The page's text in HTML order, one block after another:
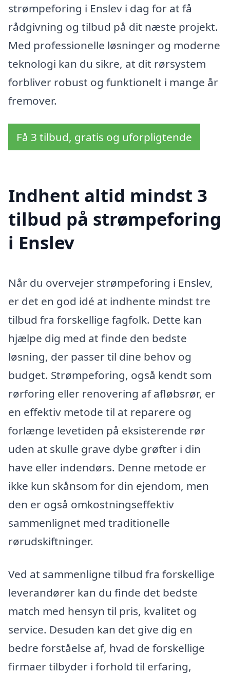
strømpeforing i Enslev i dag for at få
rådgivning og tilbud på dit næste projekt.
Med professionelle løsninger og moderne
teknologi kan du sikre, at dit rørsystem
forbliver robust og funktionelt i mange år
fremover.
Få 3 tilbud, gratis og uforpligtende
Indhent altid mindst 3
tilbud på strømpeforing
i Enslev
Når du overvejer strømpeforing i Enslev,
er det en god idé at indhente mindst tre
tilbud fra forskellige fagfolk. Dette kan
hjælpe dig med at finde den bedste
løsning, der passer til dine behov og
budget. Strømpeforing, også kendt som
rørforing eller renovering af afløbsrør, er
en effektiv metode til at reparere og
forlænge levetiden på eksisterende rør
uden at skulle grave dybe grøfter i din
have eller indendørs. Denne metode er
ikke kun skånsom for din ejendom, men
den er også omkostningseffektiv
sammenlignet med traditionelle
rørudskiftninger.
Ved at sammenligne tilbud fra forskellige
leverandører kan du finde det bedste
match med hensyn til pris, kvalitet og
service. Desuden kan det give dig en
bedre forståelse af, hvad de forskellige
firmaer tilbyder i forhold til erfaring,